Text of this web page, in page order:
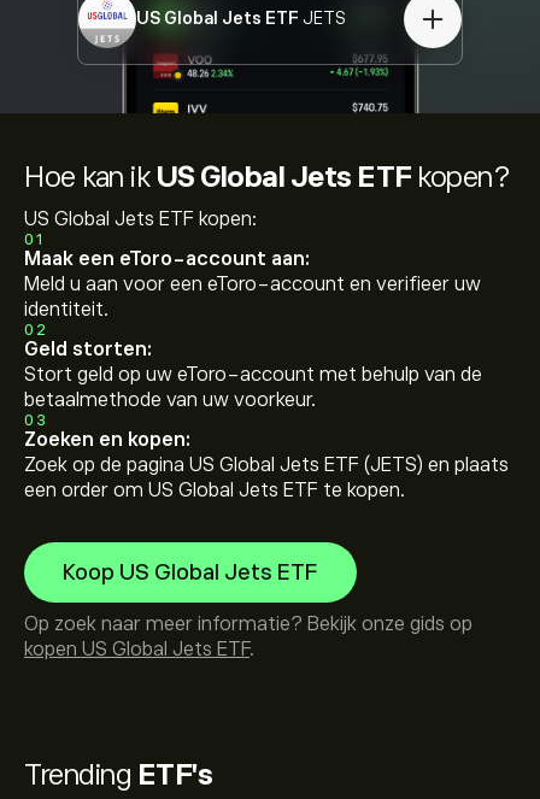
US Global Jets ETF JETS
Trending ETF's
Hoe kan ik US Global Jets ETF kopen?
US Global Jets ETF kopen:
01
Maak een eToro-account aan:
Meld u aan voor een eToro-account en verifieer uw
identiteit.
02
Geld storten:
Stort geld op uw eToro-account met behulp van de
betaalmethode van uw voorkeur.
03
Zoeken en kopen:
Zoek op de pagina US Global Jets ETF (JETS) en plaats
een order om US Global Jets ETF te kopen.
Koop US Global Jets ETF
Op zoek naar meer informatie? Bekijk onze gids op
kopen US Global Jets ETF.